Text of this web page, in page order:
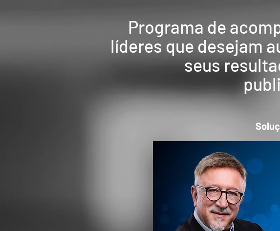
Programa de
líderes que desejam
seus